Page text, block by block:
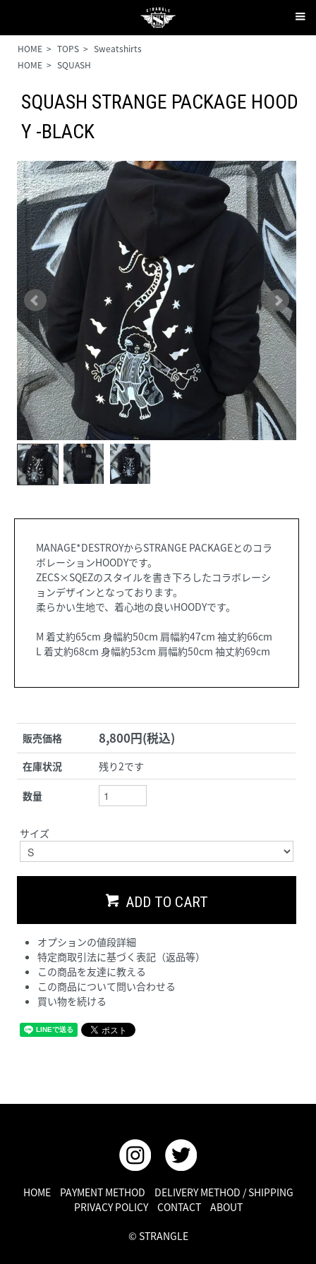
HOME > TOPS > Sweatshirts
HOME > SQUASH
SQUASH STRANGE PACKAGE HOOD
Y -BLACK
MANAGE*DESTROYからSTRANGE PACKAGEとのコラ
ボレーションHOODYです。
ZECS×SQEZのスタイルを書き下ろしたコラボレーシ
ョンデザインとなっております。
柔らかい生地で、着心地の良いHOODYです。
M 着丈約65cm 身幅約50cm 肩幅約47cm 袖丈約66cm
L 着丈約68cm 身幅約53cm 肩幅約50cm 袖丈約69cm
販売価格 8,800円(税込)
在庫状況 残り2です
数量
サイズ
ADD TO CART
オプションの値段詳細
特定商取引法に基づく表記（返品等）
この商品を友達に教える
この商品について問い合わせる
買い物を続ける
HOME PAYMENT METHOD
DELIVERY METHOD / SHIPPING
PRIVACY POLICY
CONTACT ABOUT
© STRANGLE